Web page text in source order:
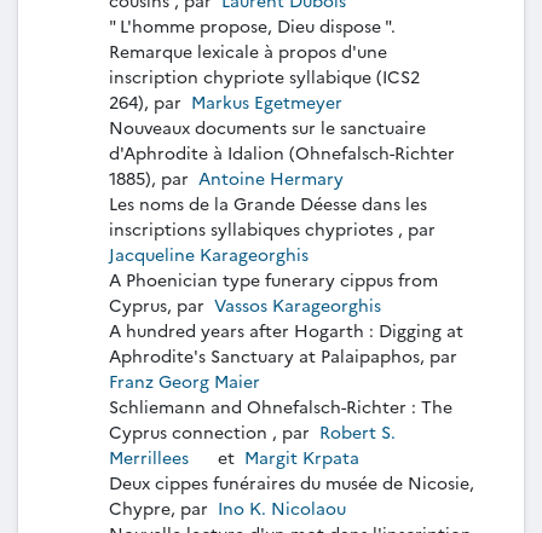
" L'homme propose, Dieu dispose ".
Remarque lexicale à propos d'une
inscription chypriote syllabique (ICS2
264), par Markus Egetmeyer
Nouveaux documents sur le sanctuaire
d'Aphrodite à Idalion (Ohnefalsch-Richter
1885), par Antoine Hermary
Les noms de la Grande Déesse dans les
inscriptions syllabiques chypriotes , par
Jacqueline Karageorghis
A Phoenician type funerary cippus from
Cyprus, par Vassos Karageorghis
A hundred years after Hogarth : Digging at
Aphrodite's Sanctuary at Palaipaphos, par
Franz Georg Maier
Schliemann and Ohnefalsch-Richter : The
Cyprus connection , par Robert S.
Merrillees
et Margit Krpata
Deux cippes funéraires du musée de Nicosie,
Chypre, par Ino K. Nicolaou